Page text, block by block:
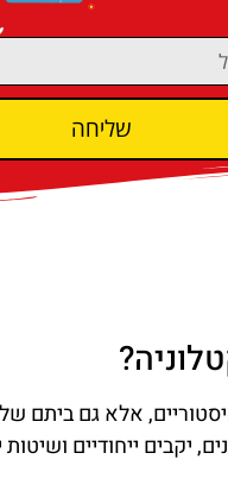
שליחה
אלא גם ביתם
יקבים ייחודיים ושיטות